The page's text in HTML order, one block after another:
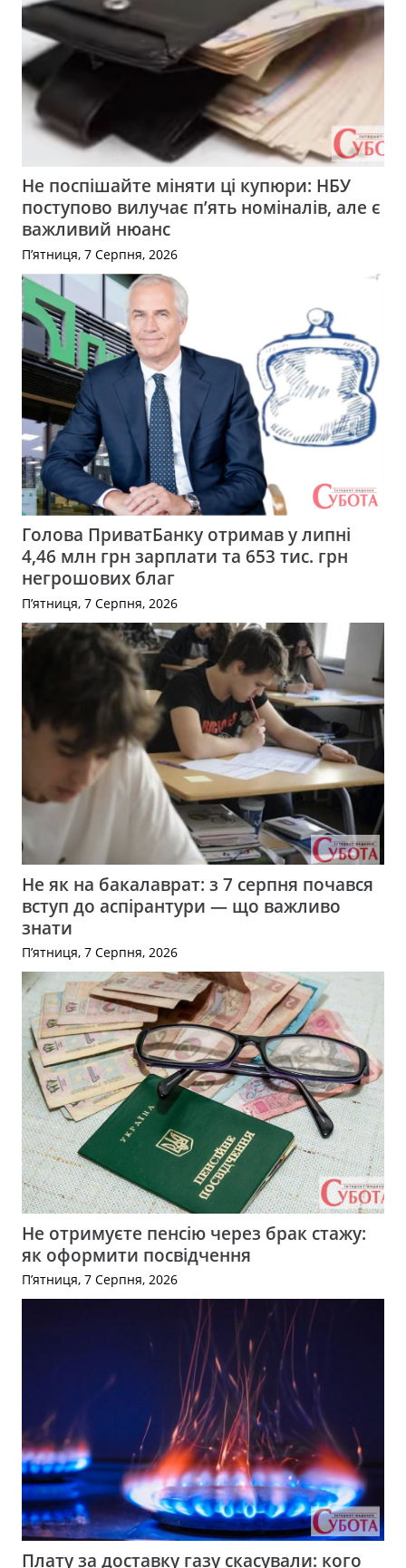
Не поспішайте міняти ці купюри: НБУ
поступово вилучає п’ять номіналів, але є
важливий нюанс
П’ятниця, 7 Серпня, 2026
Голова ПриватБанку отримав у липні
4,46 млн грн зарплати та 653 тис. грн
негрошових благ
П’ятниця, 7 Серпня, 2026
Не як на бакалаврат: з 7 серпня почався
вступ до аспірантури — що важливо
знати
П’ятниця, 7 Серпня, 2026
Не отримуєте пенсію через брак стажу:
як оформити посвідчення
П’ятниця, 7 Серпня, 2026
Плату за доставку газу скасували: кого